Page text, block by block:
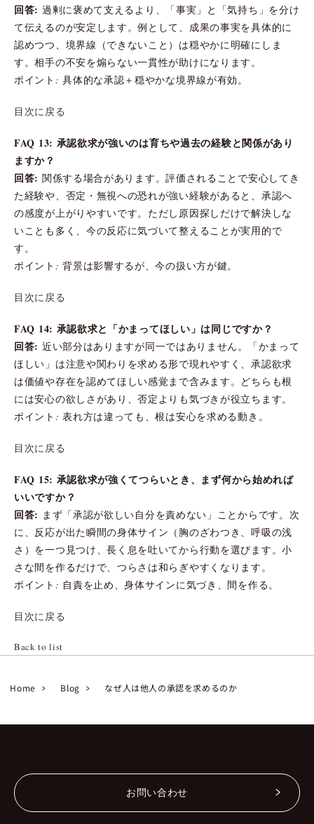
回答: 過剰に褒めて支えるより、「事実」と「気持ち」を分け
て伝えるのが安定します。例として、成果の事実を具体的に
認めつつ、境界線（できないこと）は穏やかに明確にしま
す。相手の不安を煽らない一貫性が助けになります。
ポイント: 具体的な承認＋穏やかな境界線が有効。
目次に戻る
FAQ 13: 承認欲求が強いのは育ちや過去の経験と関係があり
ますか？
回答: 関係する場合があります。評価されることで安心してき
た経験や、否定・無視への恐れが強い経験があると、承認へ
の感度が上がりやすいです。ただし原因探しだけで解決しな
いことも多く、今の反応に気づいて整えることが実用的で
す。
ポイント: 背景は影響するが、今の扱い方が鍵。
目次に戻る
FAQ 14: 承認欲求と「かまってほしい」は同じですか？
回答: 近い部分はありますが同一ではありません。「かまって
ほしい」は注意や関わりを求める形で現れやすく、承認欲求
は価値や存在を認めてほしい感覚まで含みます。どちらも根
には安心の欲しさがあり、否定よりも気づきが役立ちます。
ポイント: 表れ方は違っても、根は安心を求める動き。
目次に戻る
FAQ 15: 承認欲求が強くてつらいとき、まず何から始めれば
いいですか？
回答: まず「承認が欲しい自分を責めない」ことからです。次
に、反応が出た瞬間の身体サイン（胸のざわつき、呼吸の浅
さ）を一つ見つけ、長く息を吐いてから行動を選びます。小
さな間を作るだけで、つらさは和らぎやすくなります。
ポイント: 自責を止め、身体サインに気づき、間を作る。
目次に戻る
Back to list
Home Blog なぜ人は他人の承認を求めるのか
お問い合わせ